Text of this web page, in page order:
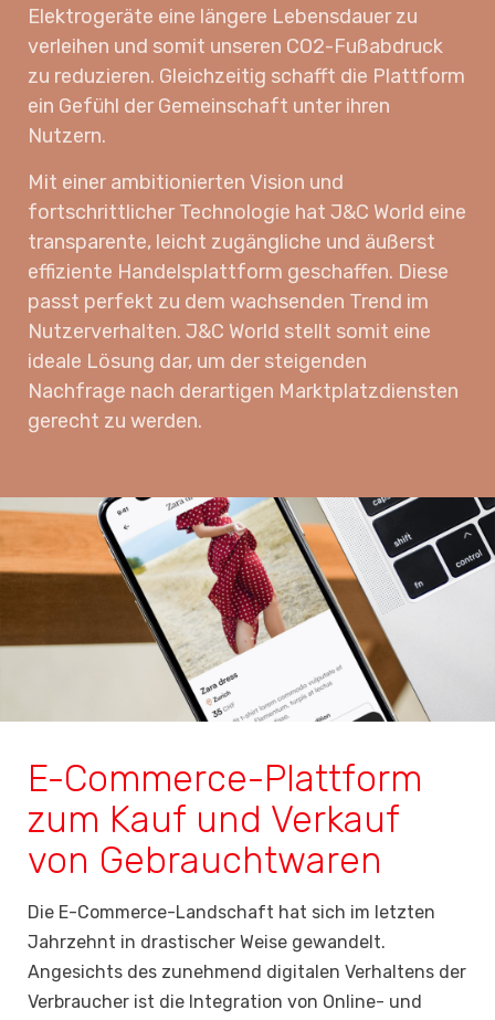
Elektrogeräte eine längere Lebensdauer zu
verleihen und somit unseren CO2-Fußabdruck
zu reduzieren. Gleichzeitig schafft die Plattform
ein Gefühl der Gemeinschaft unter ihren
Nutzern.
Mit einer ambitionierten Vision und
fortschrittlicher Technologie hat J&C World eine
transparente, leicht zugängliche und äußerst
effiziente Handelsplattform geschaffen. Diese
passt perfekt zu dem wachsenden Trend im
Nutzerverhalten. J&C World stellt somit eine
ideale Lösung dar, um der steigenden
Nachfrage nach derartigen Marktplatzdiensten
gerecht zu werden.
E-Commerce-Plattform
zum Kauf und Verkauf
von Gebrauchtwaren
Die E-Commerce-Landschaft hat sich im letzten
Jahrzehnt in drastischer Weise gewandelt.
Angesichts des zunehmend digitalen Verhaltens der
Verbraucher ist die Integration von Online- und